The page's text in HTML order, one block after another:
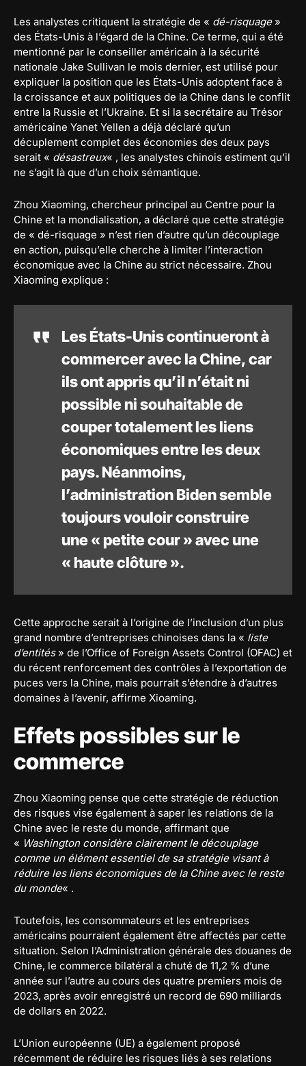
Les analystes critiquent la stratégie de « dé-risquage»
des États-Unis à l’égard de la Chine. Ce terme, qui a été
mentionné par le conseiller américain à la sécurité
nationale Jake Sullivan le mois dernier, est utilisé pour
expliquer la position que les États-Unis adoptent face à
la croissance et aux politiques de la Chine dans le conflit
entre la Russie et l’Ukraine. Et si la secrétaire au Trésor
américaine Yanet Yellen a déjà déclaré qu’un
décuplement complet des économies des deux pays
serait « désastreux« , les analystes chinois estiment qu’il
ne s’agit là que d’un choix sémantique.
Zhou Xiaoming, chercheur principal au Centre pour la
Chine et la mondialisation, a déclaré que cette stratégie
de « dé-risquage » n’est rien d’autre qu’un découplage
en action, puisqu’elle cherche à limiter l’interaction
économique avec la Chine au strict nécessaire. Zhou
Xiaoming explique :
Les États-Unis continueront à
commercer avec la Chine, car
ils ont appris qu’il n’était ni
possible ni souhaitable de
couper totalement les liens
économiques entre les deux
pays. Néanmoins,
l’administration Biden semble
toujours vouloir construire
une « petite cour » avec une
« haute clôture ».
Cette approche serait à l’origine de l’inclusion d’un plus
grand nombre d’entreprises chinoises dans la « liste
d’entités» de l’Office of Foreign Assets Control (OFAC) et
du récent renforcement des contrôles à l’exportation de
puces vers la Chine, mais pourrait s’étendre à d’autres
domaines à l’avenir, affirme Xioaming.
Effets possibles sur le
commerce
Zhou Xiaoming pense que cette stratégie de réduction
des risques vise également à saper les relations de la
Chine avec le reste du monde, affirmant que
« Washington considère clairement le découplage
comme un élément essentiel de sa stratégie visant à
réduire les liens économiques de la Chine avec le reste
du monde« .
Toutefois, les consommateurs et les entreprises
américains pourraient également être affectés par cette
situation. Selon l’Administration générale des douanes de
Chine, le commerce bilatéral a chuté de 11,2 % d’une
année sur l’autre au cours des quatre premiers mois de
2023, après avoir enregistré un record de 690 milliards
de dollars en 2022.
L’Union européenne (UE) a également proposé
récemment de réduire les risques liés à ses relations